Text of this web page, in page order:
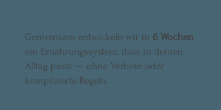
Gemeinsam entwickeln wir in 6 Wochen
ein Ernährungssystem, dass in deinen
Alltag passt — ohne Verbote oder
komplizierte Regeln.